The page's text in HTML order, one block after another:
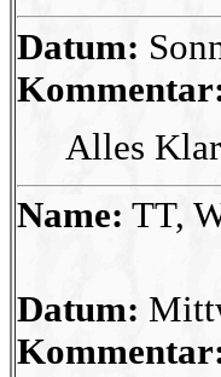
Datum:
Alles
Name: TT,
Datum: